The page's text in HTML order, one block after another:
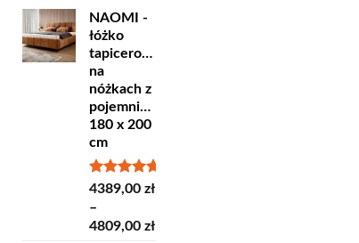
NAOMI -
łóżko
tapicerowane
na
nóżkach z
pojemnikiem
180 x 200
cm
Oceniono
4389,00 zł
–
4809,00 złZakres